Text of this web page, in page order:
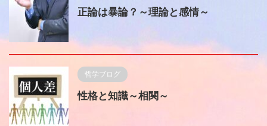
正論は暴論？～理論と感情～
哲学ブログ
性格と知識～相関～